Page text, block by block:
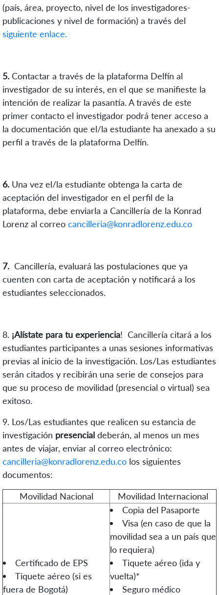
(país, área, proyecto, nivel de los investigadores-
publicaciones y nivel de formación) a través del
siguiente enlace.
5. Contactar a través de la plataforma Delfín al
investigador de su interés, en el que se manifieste la
intención de realizar la pasantía. A través de este
primer contacto el investigador podrá tener acceso a
la documentación que el/la estudiante ha anexado a su
perfil a través de la plataforma Delfín.
6. Una vez el/la estudiante obtenga la carta de
aceptación del investigador en el perfil de la
plataforma, debe enviarla a Cancillería de la Konrad
Lorenz al correo cancilleria@konradlorenz.edu.co
7. Cancillería, evaluará las postulaciones que ya
cuenten con carta de aceptación y notificará a los
estudiantes seleccionados.
8. ¡Alístate para tu experiencia! Cancillería citará a los
estudiantes participantes a unas sesiones informativas
previas al inicio de la investigación. Los/Las estudiantes
serán citados y recibirán una serie de consejos para
que su proceso de movilidad (presencial o virtual) sea
exitoso.
9. Los/Las estudiantes que realicen su estancia de
investigación presencial deberán, al menos un mes
antes de viajar, enviar al correo electrónico:
cancilleria@konradlorenz.edu.co los siguientes
documentos:
Movilidad Nacional
Movilidad Internacional
Certificado de EPS
Tiquete aéreo (si es
fuera de Bogotá)
Copia del Pasaporte
Visa (en caso de que la
movilidad sea a un país que
lo requiera)
Tiquete aéreo (ida y
vuelta)*
Seguro médico